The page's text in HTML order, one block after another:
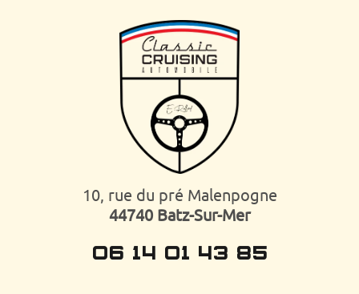
10, rue du pré Malenpogne
44740 Batz-Sur-Mer
06 14 01 43 85